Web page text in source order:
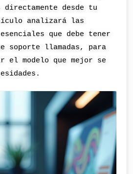
desde tu
analizará las
que debe tener
soporte llamadas, para
el modelo que mejor se